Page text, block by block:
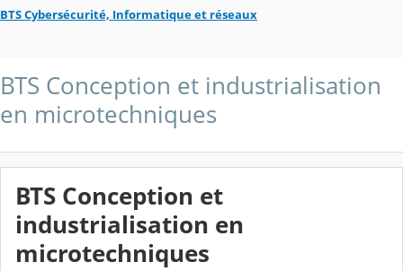
BTS Cybersécurité, Informatique et réseaux
BTS Conception et industrialisation
en microtechniques
BTS Conception et
industrialisation en
microtechniques